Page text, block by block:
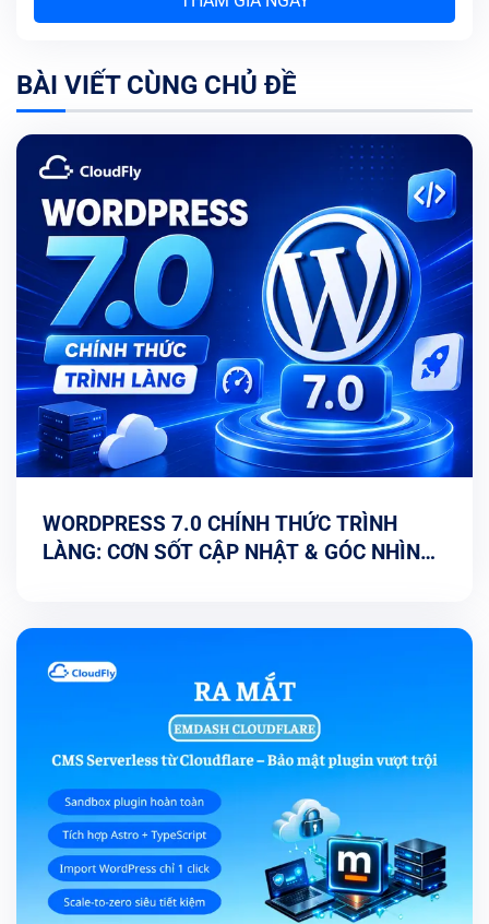
BÀI VIẾT CÙNG CHỦ ĐỀ
WORDPRESS 7.0 CHÍNH THỨC TRÌNH
LÀNG: CƠN SỐT CẬP NHẬT & GÓC NHÌN